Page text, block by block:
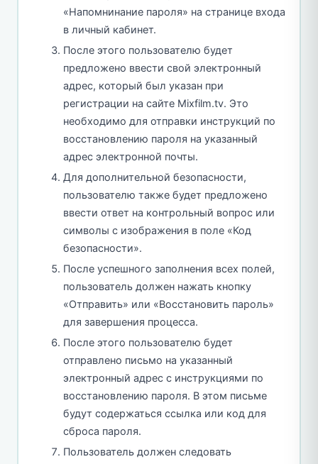
«Напомнинание пароля» на странице входа
в личный кабинет.
После этого пользователю будет
предложено ввести свой электронный
адрес, который был указан при
регистрации на сайте Mixfilm.tv. Это
необходимо для отправки инструкций по
восстановлению пароля на указанный
адрес электронной почты.
Для дополнительной безопасности,
пользователю также будет предложено
ввести ответ на контрольный вопрос или
символы с изображения в поле «Код
безопасности».
После успешного заполнения всех полей,
пользователь должен нажать кнопку
«Отправить» или «Восстановить пароль»
для завершения процесса.
После этого пользователю будет
отправлено письмо на указанный
электронный адрес с инструкциями по
восстановлению пароля. В этом письме
будут содержаться ссылка или код для
сброса пароля.
Пользователь должен следовать